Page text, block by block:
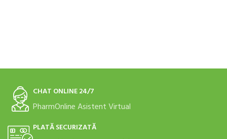
CHAT ONLINE 24/7
PharmOnline Asistent Virtual
PLATĂ SECURIZATĂ